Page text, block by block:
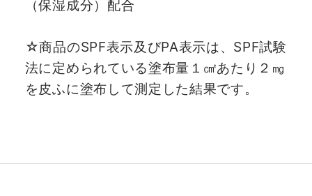
（保湿成分）配合
☆商品のSPF表示及びPA表示は、SPF試験
法に定められている塗布量１㎠あたり２㎎
を皮ふに塗布して測定した結果です。